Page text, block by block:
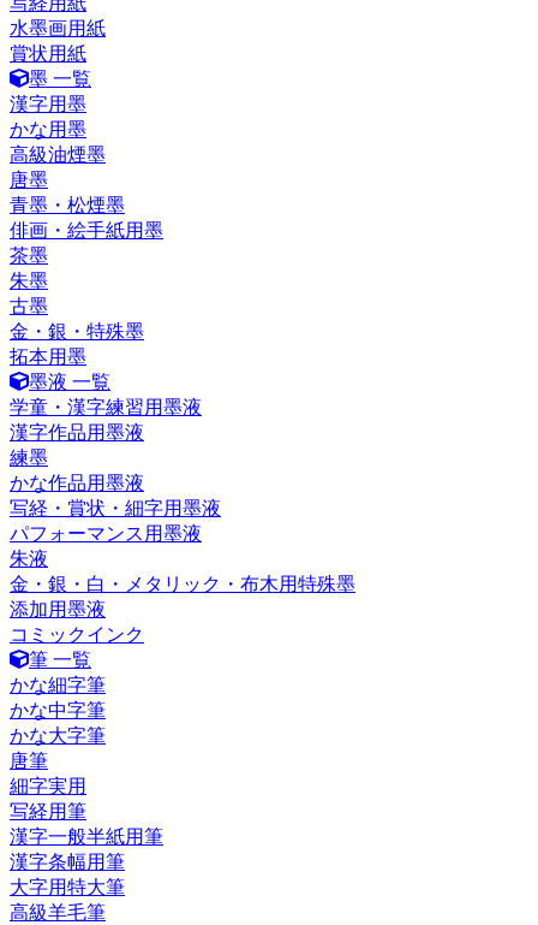
水墨画用紙
賞状用紙
墨 一覧
漢字用墨
かな用墨
高級油煙墨
唐墨
青墨・松煙墨
俳画・絵手紙用墨
茶墨
朱墨
古墨
金・銀・特殊墨
拓本用墨
墨液 一覧
学童・漢字練習用墨液
漢字作品用墨液
練墨
かな作品用墨液
写経・賞状・細字用墨液
パフォーマンス用墨液
朱液
金・銀・白・メタリック・布木用特殊墨
添加用墨液
コミックインク
筆 一覧
かな細字筆
かな中字筆
かな大字筆
唐筆
細字実用
写経用筆
漢字一般半紙用筆
漢字条幅用筆
大字用特大筆
高級羊毛筆